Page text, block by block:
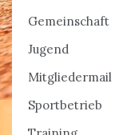
Gemeinschaft
Jugend
Mitgliedermail
Sportbetrieb